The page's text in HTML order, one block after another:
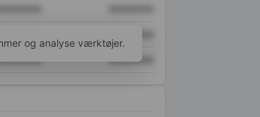
XXXXXXX
og analyse værktøjer.